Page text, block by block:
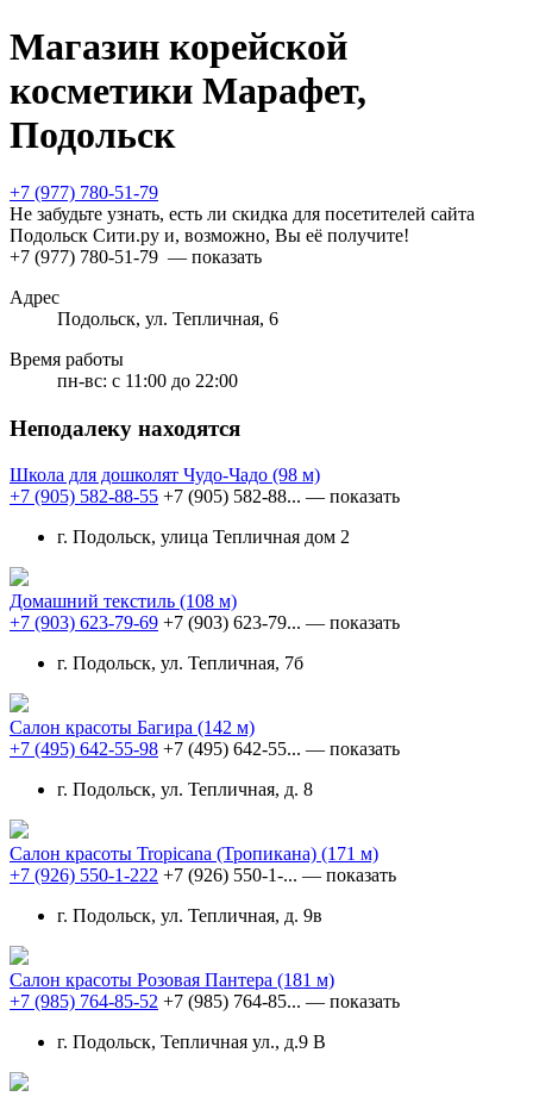
Магазин корейской
косметики Марафет,
Подольск
+7 (977) 780-51-79
Не забудьте узнать, есть ли скидка для посетителей сайта
Подольск Сити.ру и, возможно, Вы её получите!
+7 (977) 780-51-79 — показать
Адрес
Подольск, ул. Тепличная, 6
Время работы
пн-вс: с 11:00 до 22:00
Неподалеку находятся
Школа для дошколят Чудо-Чадо (98 м)
+7 (905) 582-88-55 +7 (905) 582-88... — показать
г. Подольск, улица Тепличная дом 2
Домашний текстиль (108 м)
+7 (903) 623-79-69 +7 (903) 623-79... — показать
г. Подольск, ул. Тепличная, 7б
Салон красоты Багира (142 м)
+7 (495) 642-55-98 +7 (495) 642-55... — показать
г. Подольск, ул. Тепличная, д. 8
Салон красоты Tropicana (Тропикана) (171 м)
+7 (926) 550-1-222 +7 (926) 550-1-... — показать
г. Подольск, ул. Тепличная, д. 9в
Салон красоты Розовая Пантера (181 м)
+7 (985) 764-85-52 +7 (985) 764-85... — показать
г. Подольск, Тепличная ул., д.9 В